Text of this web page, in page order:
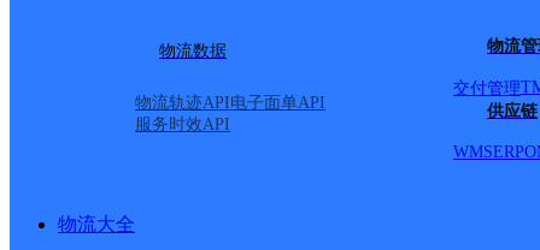
物流数据
物流轨迹API电子面单API
服务时效API
物流
交付管理
供应链
WMSERP
物流大全